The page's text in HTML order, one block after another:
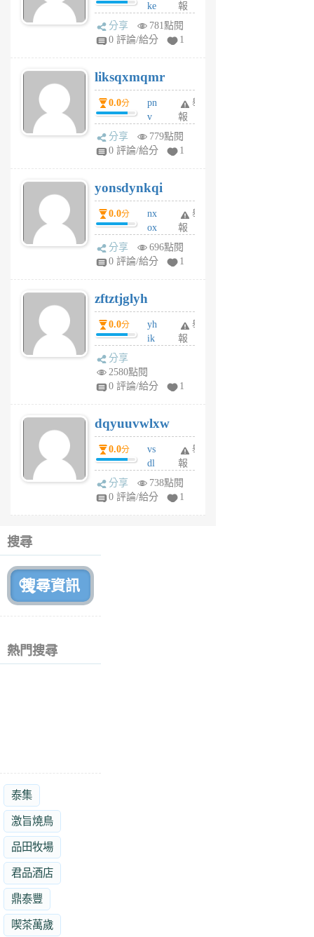
前
ke
rv
pj
6
個
月
前
報
分享
781點閱
0 評論/給分
1
liksqxmqmr
0.0分
pn
v
wt
sv
6
個
月
前
舉
報
分享
779點閱
0 評論/給分
1
yonsdynkqi
0.0分
nx
ox
rh
pe
月
前
舉
報
分享
696點閱
0 評論/給分
1
zftztjglyh
0.0分
yh
ik
tu
6
個
月
前
舉
報
分享
2580點閱
0 評論/給分
1
dqyuuvwlxw
0.0分
vs
dl
sq
fy
舉
報
分享
738點閱
0 評論/給分
1
搜尋
熱門搜尋
泰集
激旨燒鳥
品田牧場
君品酒店
鼎泰豐
喫茶萬歲